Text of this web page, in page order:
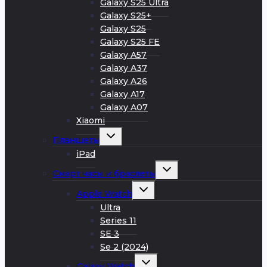
Galaxy S25 Ultra
Galaxy S25+
Galaxy S25
Galaxy S25 FE
Galaxy A57
Galaxy A37
Galaxy A26
Galaxy A17
Galaxy A07
Xiaomi
Планшеты
Развернуть
iPad
Смарт часы и браслеты
Развернуть
Apple Watch
Развернуть
Ultra
Series 11
SE 3
Se 2 (2024)
Развернуть